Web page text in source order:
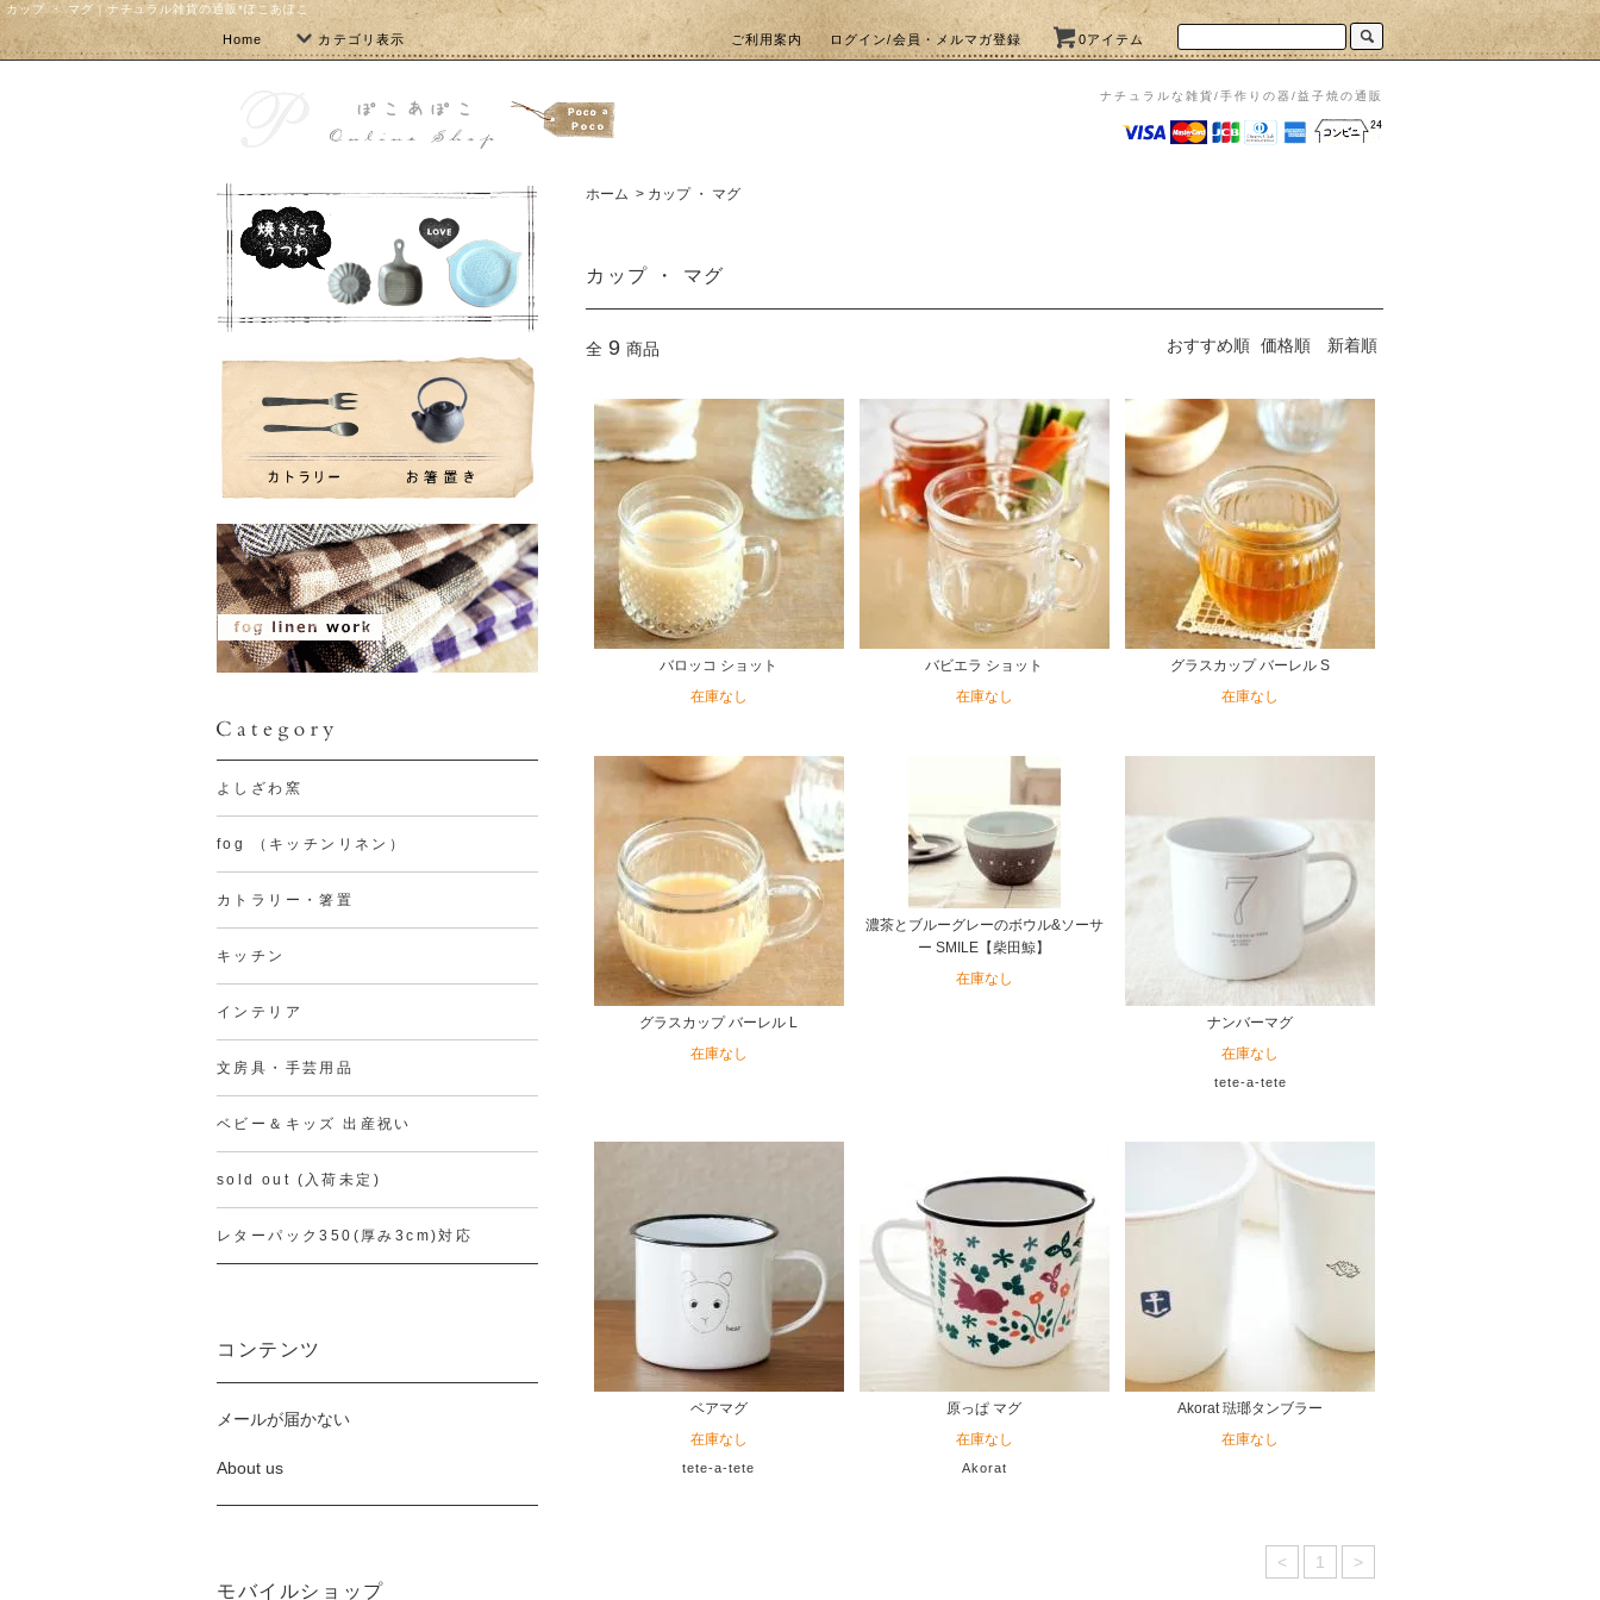
カップ ・ マグ｜ナチュラル雑貨の通販*ぽこあぽこ
Home カテゴリ表示 ご利用案内 ログイン/会員・メルマガ登録 0アイテム
ナチュラルな雑貨/手作りの器/益子焼の通販
ホーム > カップ ・ マグ
カップ ・ マグ
全 9 商品 おすすめ順 価格順 新着順
バロッコ ショット
在庫なし
バビエラ ショット
在庫なし
グラスカップ バーレル S
在庫なし
グラスカップ バーレル L
在庫なし
濃茶とブルーグレーのボウル&ソーサ
ー SMILE【柴田鯨】
在庫なし
ナンバーマグ
在庫なし
tete-a-tete
ベアマグ
在庫なし
tete-a-tete
原っぱ マグ
在庫なし
Akorat
Akorat 琺瑯タンブラー
在庫なし
< 1 >
よしざわ窯
fog （キッチンリネン）
カトラリー・箸置
キッチン
インテリア
文房具・手芸用品
ベビー＆キッズ 出産祝い
sold out (入荷未定)
レターパック350(厚み3cm)対応
コンテンツ
メールが届かない
About us
モバイルショップ